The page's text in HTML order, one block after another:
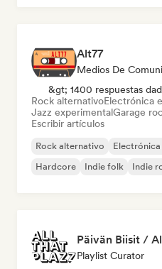
Alt77
Medios De
&gt; 1400 respuestas
Rock alternativoElectrónica
Jazz experimentalGarage
Escribir artículos
Rock alternativo
Hardcore
Indie folk Indie
Päivän Biisit /
Playlist Curator